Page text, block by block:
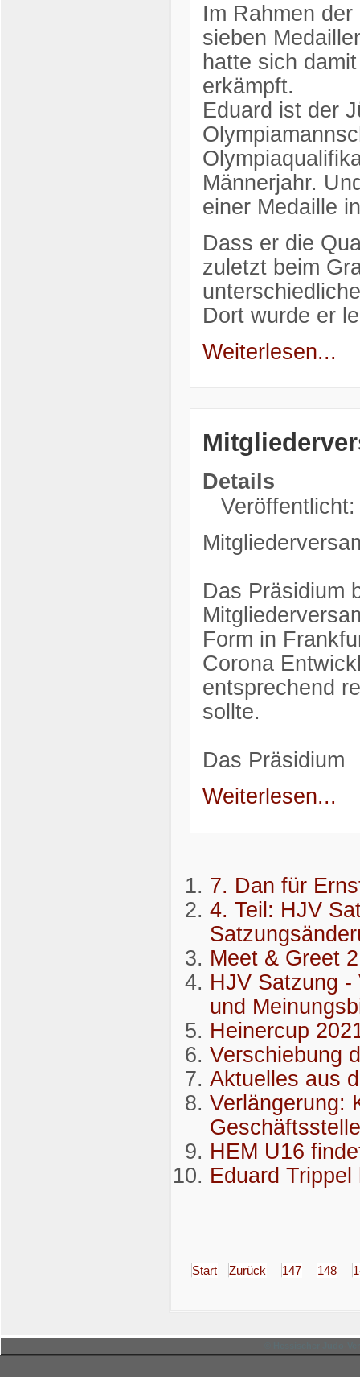
Im Rahmen
sieben
hatte sich
erkämpft.
Eduard ist der
Männerjahr.
einer Medaille
Dass er die
zuletzt beim
Dort wurde er
Weiterlesen...
Details
Das Präsidium
Form in
Corona
entsprechend
sollte.
Das Präsidium
Weiterlesen...
7. Dan für
4. Teil: HJV
Meet & Greet
HJV Satzung -
und
Heinercup
Verschiebung
Aktuelles aus
Verlängerung:
HEM U16
Eduard
Start Zurück 147 148